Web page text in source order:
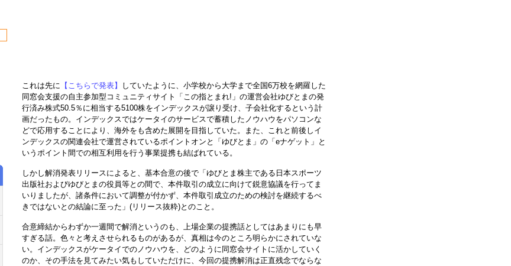
これは先に 【こちらで発表】
していたように、小学校から大学まで全国6万校を網羅した
同窓会支援の自主参加型コミュニティサイト「この指とまれ!」の運営会社ゆびとまの発
行済み株式50.5％に相当する5100株をインデックスが譲り受け、子会社化するという計
画だったもの。インデックスではケータイのサービスで蓄積したノウハウをパソコンな
どで応用することにより、海外をも含めた展開を目指していた。また、これと前後しイ
ンデックスの関連会社で運営されているポイントオンと「ゆびとま」の「eナゲット」と
いうポイント間での相互利用を行う事業提携も結ばれている。
しかし解消発表リリースによると、基本合意の後で「ゆびとま株主である日本スポーツ
出版社およびゆびとまの役員等との間で、本件取引の成立に向けて鋭意協議を行ってま
いりましたが、諸条件において調整が付かず、本件取引成立のための検討を継続するべ
きではないとの結論に至った」(リリース抜粋)とのこと。
合意締結からわずか一週間で解消というのも、上場企業の提携話としてはあまりにも早
すぎる話。色々と考えさせられるものがあるが、真相は今のところ明らかにされていな
い。インデックスがケータイでのノウハウを、どのように同窓会サイトに活かしていく
のか、その手法を見てみたい気もしていただけに、今回の提携解消は正直残念でならな